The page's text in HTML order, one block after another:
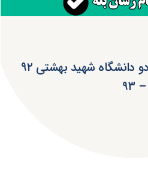
شهریه پردیس شماره دو دانشگاه شهید بهشتی ۹۲
– ۹۳